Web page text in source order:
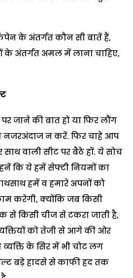
के अंतर्गत कौन सी बातें हैं,
के अंतर्गत अमल में लाना चाहिए,
पर जाने की बात हो या फिर लौंग
नजरअंदाज न करें. फिर चाहे आप
साथ वाली सीट पर बैठे हों. ये सोच
कि ये हमें सेफ्टी नियमों का
हमें व हमारे अपनों को
करेगी, क्योंकि जब किसी
से किसी चीज से टकरा जाती है,
को तेजी से आगे की ओर
के सिर में भी चोट लग
बड़े हादसे से काफी हद तक